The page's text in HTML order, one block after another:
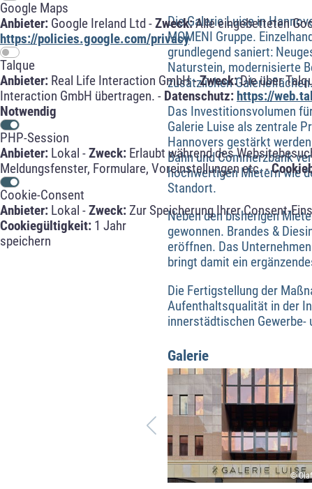
Google Maps
Anbieter: Google Ireland Ltd -Zweck:Alle eingebetteten
https://policies.google.com/privacy
Talque
Anbieter: Real Life Interaction GmbH -Zweck:Die über
Interaction GmbH übertragen. - Datenschutz: https://
Notwendig
PHP-Session
Anbieter: Lokal -Zweck: Erlaubt während des
Meldungsfenster, Formulare, Voreinstellungen etc. -
Cookie-Consent
Anbieter: Lokal -Zweck:Zur Speicherung Ihrer Consent-
Cookiegültigkeit: 1 Jahr
speichern
Die Galerie Luise in
MOMENI Gruppe.
grundlegend saniert:
Naturstein, modernisierte
zusätzlichen
Das Investitionsvolumen
Galerie Luise als zentrale
Hannovers gestärkt
Bahn und Commerzbank
hochwertigen Mietern wie
Standort.
Neben den bisherigen
gewonnen. Brandes &
eröffnen. Das
bringt damit ein
Die Fertigstellung der
Aufenthaltsqualität in der
innerstädtischen Gewerbe-
Galerie
©